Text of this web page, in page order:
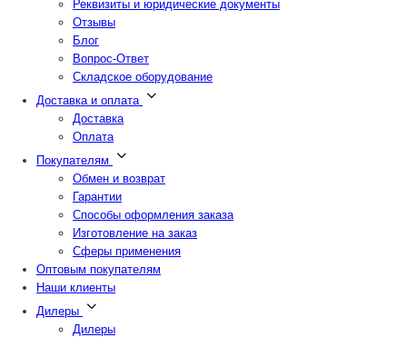
Реквизиты и юридические документы
Отзывы
Блог
Вопрос-Ответ
Складское оборудование
Доставка и оплата
Доставка
Оплата
Покупателям
Обмен и возврат
Гарантии
Способы оформления заказа
Изготовление на заказ
Сферы применения
Оптовым покупателям
Наши клиенты
Дилеры
Дилеры